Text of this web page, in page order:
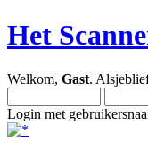
Het
Welkom, Gast.
Login met